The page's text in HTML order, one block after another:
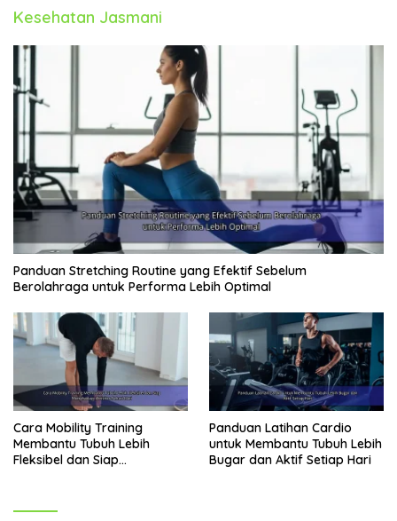
Kesehatan Jasmani
Panduan Stretching Routine yang Efektif Sebelum
Berolahraga untuk Performa Lebih Optimal
Cara Mobility Training
Membantu Tubuh Lebih
Fleksibel dan Siap
Panduan Latihan Cardio
untuk Membantu Tubuh Lebih
Bugar dan Aktif Setiap Hari